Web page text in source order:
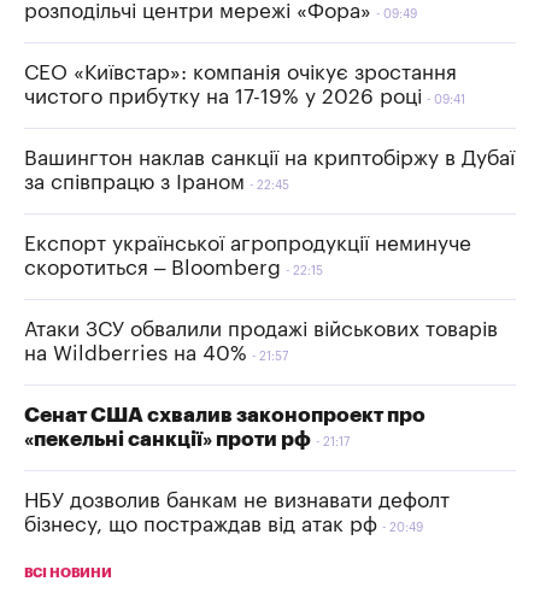
розподільчі центри мережі «Фора»
09:49
СЕО «Київстар»: компанія очікує зростання
чистого прибутку на 17-19% у 2026 році
09:41
Вашингтон наклав санкції на криптобіржу в Дубаї
за співпрацю з Іраном
22:45
Експорт української агропродукції неминуче
скоротиться – Bloomberg
22:15
Атаки ЗСУ обвалили продажі військових товарів
на Wildberries на 40%
21:57
Сенат США схвалив законопроект про
«пекельні санкції» проти рф
21:17
НБУ дозволив банкам не визнавати дефолт
бізнесу, що постраждав від атак рф
20:49
ВСІ НОВИНИ